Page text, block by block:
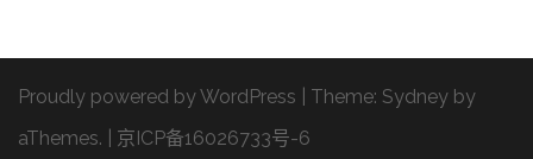
Proudly powered by WordPress Theme: Sydney by
aThemes.
京ICP备16026733号-6